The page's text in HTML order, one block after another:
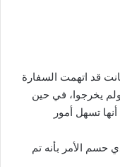
قد اتهمت السفارة
ولم يخرجوا، في حين
تسهل أمور
حسم الأمر بأنه تم